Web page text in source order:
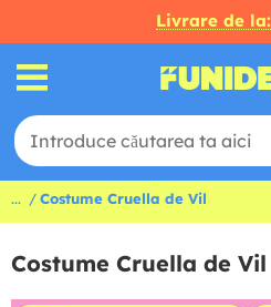
Livrare de la:
... Costume Cruella de Vil
Costume Cruella de Vil